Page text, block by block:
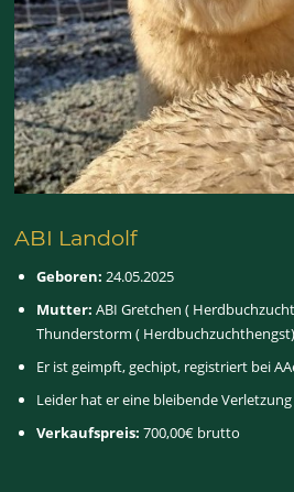
ABI Landolf
Geboren: 24.05.2025
Mutter: ABI Gretchen (
Thunderstorm ( Herdbuchzuchthengst)
Er ist geimpft, gechipt, registriert bei
Leider hat er eine bleibende
Verkaufspreis: 700,00€ brutto